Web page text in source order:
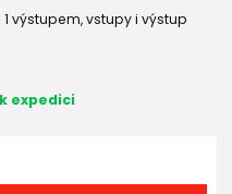
výstupem, vstupy i výstup
expedici